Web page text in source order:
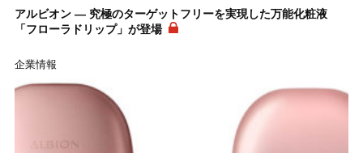
アルビオン ― 究極のターゲットフリーを実現した万能化粧液
「フローラドリップ」が登場
企業情報